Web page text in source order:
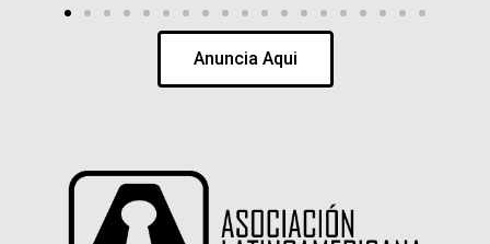
Anuncia Aqui